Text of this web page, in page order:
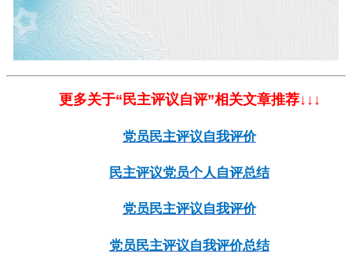
更多关于“民主评议自评”相关文章推荐↓ ↓ ↓
党员民主评议自我评价
民主评议党员个人自评总结
党员民主评议自我评价
党员民主评议自我评价总结